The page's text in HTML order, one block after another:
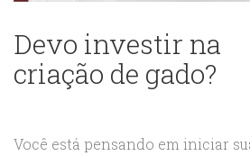
Devo investir na
criação de gado?
Você está pensando em iniciar